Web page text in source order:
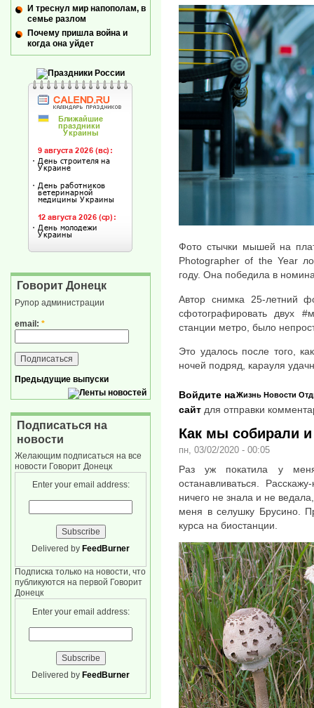
Фото стычки мышей на
Photographer of the Year
году. Она победила в
Автор снимка 25-летний
сфотографировать двух
станции метро, было
Это удалось после того,
ночей подряд, карауля
Жизнь Новости
Войдите на
сайт для отправки
Как мы собирали
пн, 03/02/2020 - 00:05
Раз уж покатила у
останавливаться.
ничего не знала и не
меня в селушку Брусино.
курса на биостанции.
И треснул мир напополам, в
семье разлом
Почему пришла война и
когда она уйдет
Говорит Донецк
Рупор администрации
email: *
Предыдущие выпуски
Подписаться на
новости
Желающим подписаться на все
новости Говорит Донецк
Enter your email address:
Delivered by FeedBurner
Подписка только на новости, что
публикуются на первой Говорит
Донецк
Enter your email address:
Delivered by FeedBurner